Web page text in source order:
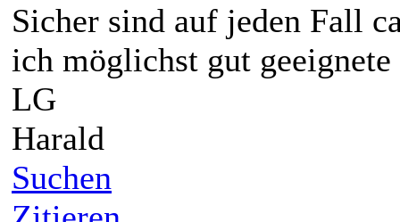
Sicher sind auf jeden Fall
ich möglichst gut
LG
Harald
Suchen